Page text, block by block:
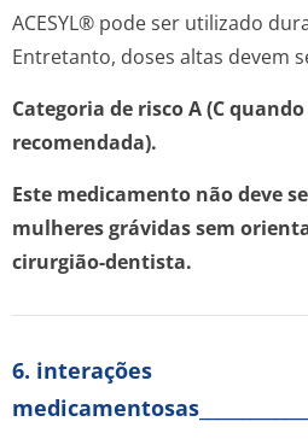
ACESYL® pode ser utilizado
Entretanto, doses altas devem
Categoria de risco A (C
recomendada).
Este medicamento não deve
mulheres grávidas sem
cirurgião-dentista.
6. interações